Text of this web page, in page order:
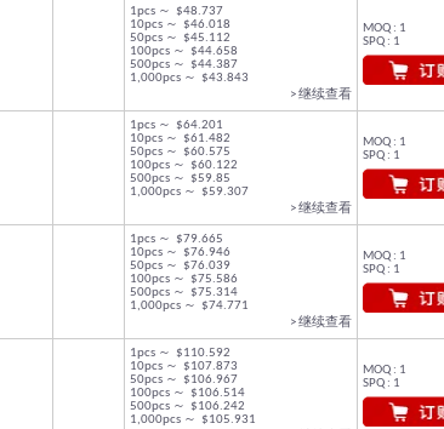
1pcs ～ $48.737
10pcs ～ $46.018
50pcs ～ $45.112
100pcs ～ $44.658
500pcs ～ $44.387
1,000pcs ～ $43.843
> 继续查看
MOQ : 1
SPQ : 1
1pcs ～ $64.201
10pcs ～ $61.482
50pcs ～ $60.575
100pcs ～ $60.122
500pcs ～ $59.85
1,000pcs ～ $59.307
> 继续查看
MOQ : 1
SPQ : 1
1pcs ～ $79.665
10pcs ～ $76.946
50pcs ～ $76.039
100pcs ～ $75.586
500pcs ～ $75.314
1,000pcs ～ $74.771
> 继续查看
MOQ : 1
SPQ : 1
1pcs ～ $110.592
10pcs ～ $107.873
50pcs ～ $106.967
100pcs ～ $106.514
500pcs ～ $106.242
1,000pcs ～ $105.931
MOQ : 1
SPQ : 1